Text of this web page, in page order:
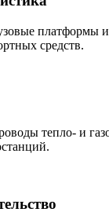
платформы
средств.
тепло- и